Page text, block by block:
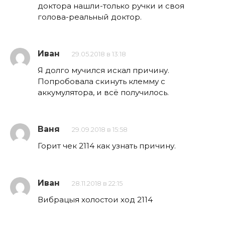
доктора нашли-только ручки и своя
голова-реальный доктор.
Иван 29.05.2018 в 13:18
Я долго мучился искал причину.
Попробовала скинуть клемму с
аккумулятора, и всё получилось.
Ваня 29.09.2018 в 15:58
Горит чек 2114 как узнать причину.
Иван 28.11.2018 в 22:15
Вибрацыя холостои ход 2114